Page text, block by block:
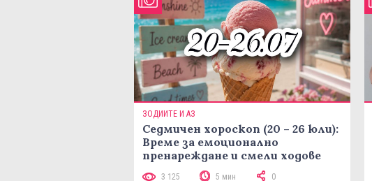
ЗОДИИТЕ И АЗ
Седмичен хороскоп (20 – 26 юли):
Време за емоционално
пренареждане и смели ходове
3 125 5 мин 0